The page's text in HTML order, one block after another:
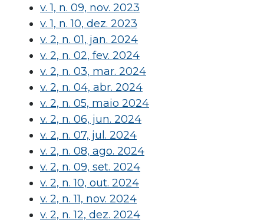
v. 1, n. 09, nov. 2023
v. 1, n. 10, dez. 2023
v. 2, n. 01, jan. 2024
v. 2, n. 02, fev. 2024
v. 2, n. 03, mar. 2024
v. 2, n. 04, abr. 2024
v. 2, n. 05, maio 2024
v. 2, n. 06, jun. 2024
v. 2, n. 07, jul. 2024
v. 2, n. 08, ago. 2024
v. 2, n. 09, set. 2024
v. 2, n. 10, out. 2024
v. 2, n. 11, nov. 2024
v. 2, n. 12, dez. 2024